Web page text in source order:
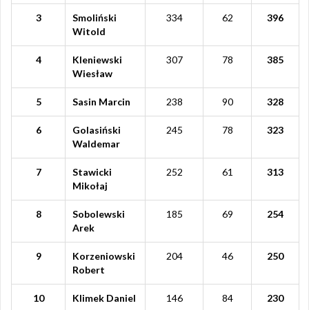
3
Smoliński
Witold
334 62 396
4
Kleniewski
Wiesław
307 78 385
5 Sasin Marcin 238 90 328
6
Golasiński
Waldemar
245 78 323
7
Stawicki
Mikołaj
252 61 313
8
Sobolewski
Arek
185 69 254
9
Korzeniowski
Robert
204 46 250
10 Klimek Daniel 146 84 230